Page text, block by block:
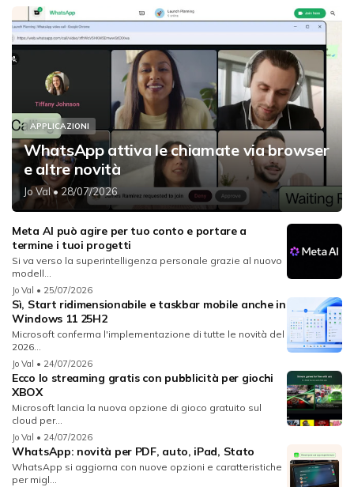
APPLICAZIONI
WhatsApp attiva le chiamate via browser
e altre novità
Jo Val• 28/07/2026
Meta AI può agire per tuo conto e portare a
termine i tuoi progetti
Si va verso la superintelligenza personale grazie al nuovo
modell...
Jo Val • 25/07/2026
Sì, Start ridimensionabile e taskbar mobile anche in
Windows 11 25H2
Microsoft conferma l'implementazione di tutte le novità del
2026...
Jo Val • 24/07/2026
Ecco lo streaming gratis con pubblicità per giochi
XBOX
Microsoft lancia la nuova opzione di gioco gratuito sul
cloud per...
Jo Val • 24/07/2026
WhatsApp: novità per PDF, auto, iPad, Stato
WhatsApp si aggiorna con nuove opzioni e caratteristiche
per migl...